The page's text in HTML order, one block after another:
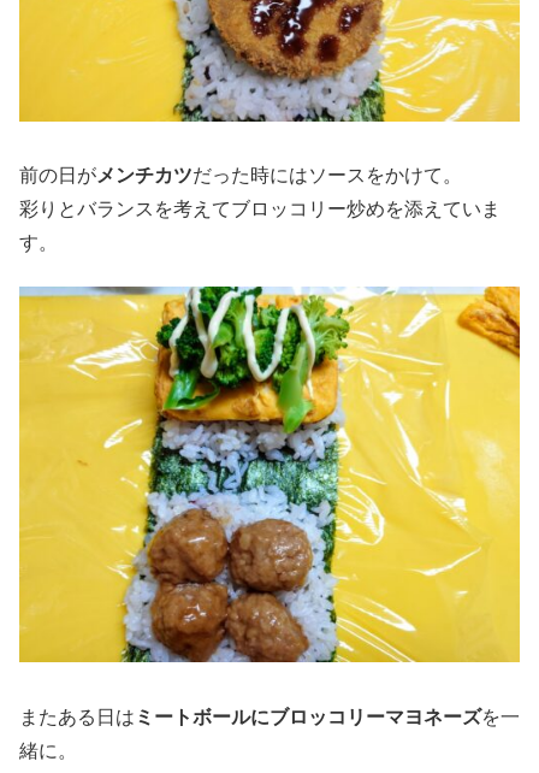
前の日がメンチカツだった時にはソースをかけて。
彩りとバランスを考えてブロッコリー炒めを添えていま
す。
またある日は ミートボールにブロッコリーマヨネーズを一
緒に。